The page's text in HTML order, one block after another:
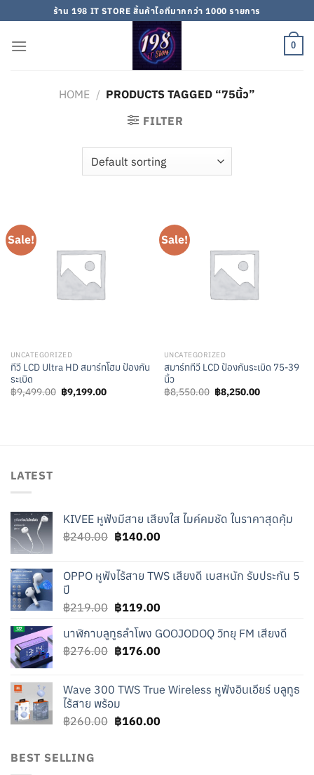
to
content
ร้าน 198 IT STORE สิ้นค้าไอทีมากกว่า 1000 รายการ
0
HOME / PRODUCTS TAGGED “75นิ้ว”
FILTER
Sale!
UNCATEGORIZED
ทีวี LCD Ultra HD สมาร์ทโฮม ป้องกัน
ระเบิด
฿9,499.00 Original
price
฿9,199.00Current
Sale!
UNCATEGORIZED
สมาร์ททีวี LCD ป้องกันระเบิด 75-39
นิ้ว
฿8,550.00 Original
price
฿8,250.00Current
LATEST
KIVEE หูฟังมีสาย เสียงใส ไมค์คมชัด ในราคาสุดคุ้ม
฿240.00 Original
฿240.00.
฿140.00Current
฿140.00.
OPPO หูฟังไร้สาย TWS เสียงดี เบสหนัก รับประกัน 5
ปี
฿219.00 Original
was:
฿219.00.
฿119.00Current
is:
฿119.00.
นาฬิกาบลูทูธลำโพง GOOJODOQ วิทยุ FM เสียงดี
฿276.00 Original
฿276.00.
฿176.00Current
฿176.00.
Wave 300 TWS True Wireless หูฟังอินเอียร์ บลูทูธ
ไร้สาย พร้อม
฿260.00 Original
฿160.00Current
BEST SELLING